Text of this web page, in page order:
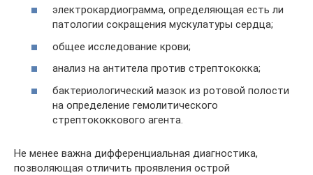
электрокардиограмма, определяющая есть ли
патологии сокращения мускулатуры сердца;
общее исследование крови;
анализ на антитела против стрептококка;
бактериологический мазок из ротовой полости
на определение гемолитического
стрептококкового агента.
Не менее важна дифференциальная диагностика,
позволяющая отличить проявления острой